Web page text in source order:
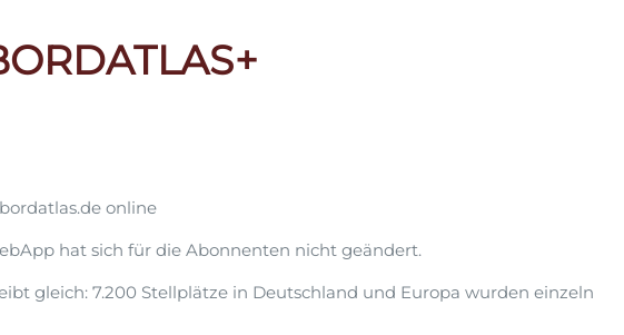
online
hat sich für die Abonnenten nicht geändert.
gleich: 7.200 Stellplätze in Deutschland und Europa wurden einzeln